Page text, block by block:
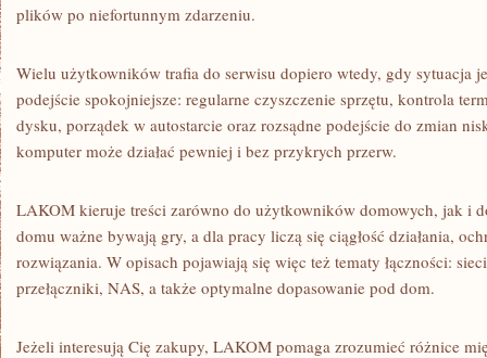
plików po niefortunnym zdarzeniu.
Wielu użytkowników trafia do serwisu dopiero wtedy, gdy sytuacja
podejście spokojniejsze: regularne czyszczenie sprzętu, kontrola
dysku, porządek w autostarcie oraz rozsądne podejście do zmian
komputer może działać pewniej i bez przykrych przerw.
LAKOM kieruje treści zarówno do użytkowników domowych, jak i
domu ważne bywają gry, a dla pracy liczą się ciągłość działania,
rozwiązania. W opisach pojawiają się więc też tematy łączności:
przełączniki, NAS, a także optymalne dopasowanie pod dom.
Jeżeli interesują Cię zakupy, LAKOM pomaga zrozumieć różnice